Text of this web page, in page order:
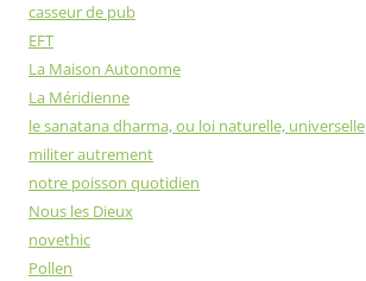
casseur de pub
EFT
La Maison Autonome
La Méridienne
le sanatana dharma, ou loi naturelle, universelle
militer autrement
notre poisson quotidien
Nous les Dieux
novethic
Pollen